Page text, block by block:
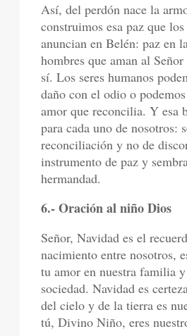
Así, del perdón nace la
construimos esa paz que
anuncian en Belén: paz en
hombres que aman al
sí. Los seres humanos
daño con el odio o
amor que reconcilia. Y esa
para cada uno de nosotros:
reconciliación y no de
instrumento de paz y
hermandad.
6.- Oración al niño Dios
Señor, Navidad es el
nacimiento entre nosotros,
tu amor en nuestra familia
sociedad. Navidad es
del cielo y de la tierra es
tú, Divino Niño, eres